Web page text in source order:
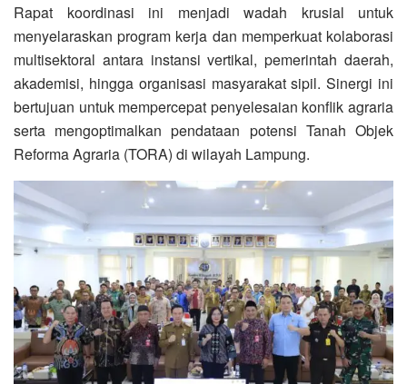
Rapat koordinasi ini menjadi wadah krusial untuk
menyelaraskan program kerja dan memperkuat kolaborasi
multisektoral antara instansi vertikal, pemerintah daerah,
akademisi, hingga organisasi masyarakat sipil. Sinergi ini
bertujuan untuk mempercepat penyelesaian konflik agraria
serta mengoptimalkan pendataan potensi Tanah Objek
Reforma Agraria (TORA) di wilayah Lampung.